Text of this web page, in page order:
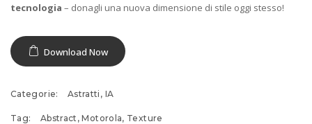
tecnologia – donagli una nuova dimensione di stile oggi stesso!
Download Now
Categorie: Astratti , IA
Tag: Abstract ,Motorola, Texture